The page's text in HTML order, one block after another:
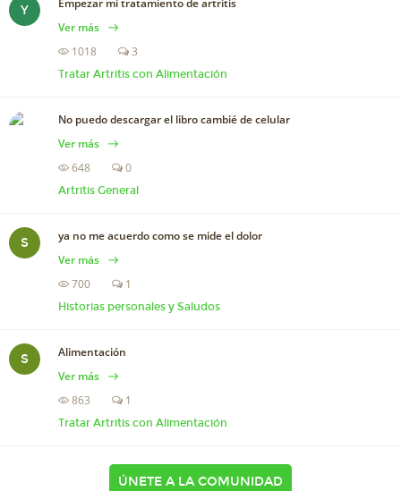
Y
Empezar mi tratamiento de artritis
Ver más
1018
3
Tratar Artritis con Alimentación
No puedo descargar el libro cambié de celular
Ver más
648
0
Artritis General
S
ya no me acuerdo como se mide el dolor
Ver más
700
1
Historias personales y Saludos
S
Alimentación
Ver más
863
1
Tratar Artritis con Alimentación
ÚNETE A LA COMUNIDAD